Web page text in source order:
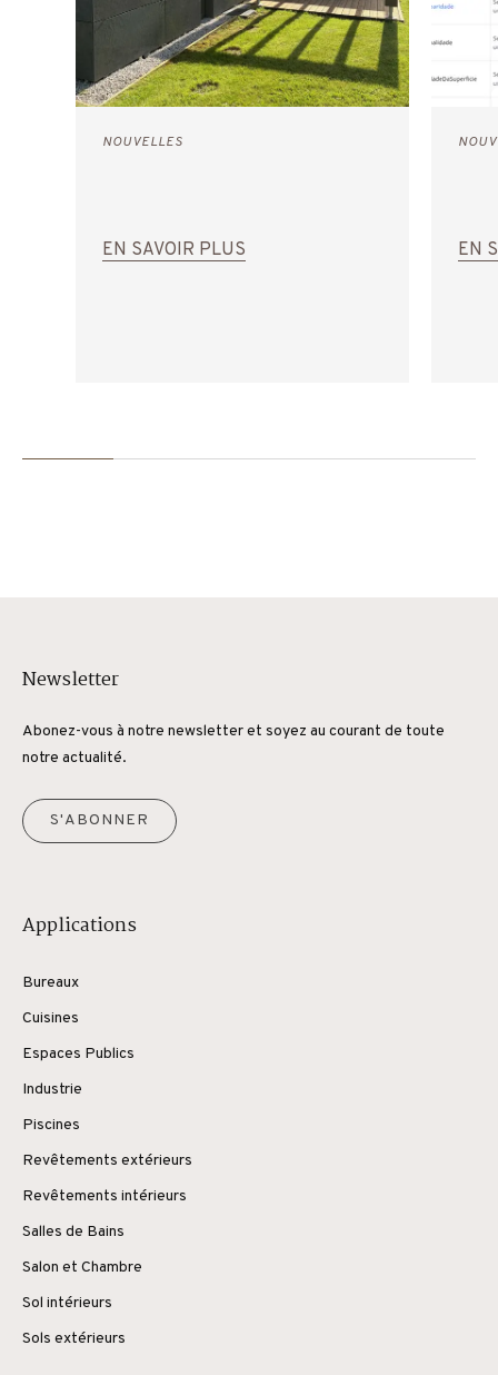
NOUVELLES
EN SAVOIR PLUS EN
Newsletter
Abonez-vous à notre newsletter et soyez au courant de toute
notre actualité.
S'ABONNER
Applications
Bureaux
Cuisines
Espaces Publics
Industrie
Piscines
Revêtements extérieurs
Revêtements intérieurs
Salles de Bains
Salon et Chambre
Sol intérieurs
Sols extérieurs